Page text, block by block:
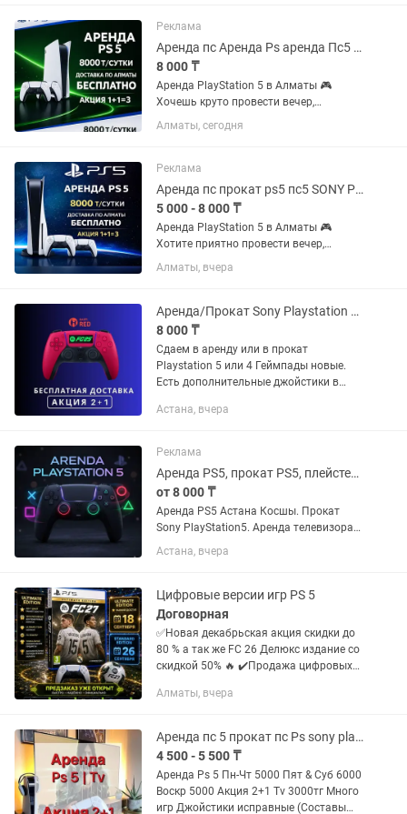
и с большим выбором игр ✨
Стоимость...
Реклама
Аренда пс Аренда Ps аренда Пс5 аренда ps5 аренда ps 5 аренда PlayStation
8 000 ₸
Аренда PlayStation 5 в Алматы 🎮
Хочешь круто провести вечер,
устроить игровой марафон или
порадовать друзей на мероприятии?
удобно и с большим выбором игр!...
Алматы, сегодня
Реклама
Аренда пс прокат ps5 пс5 SONY PlayStation сони плейстейшн на дом
5 000 - 8 000 ₸
Аренда PlayStation 5 в Алматы 🎮
Хотите приятно провести вечер,
устроить игровой марафон или
порадовать гостей? Предлагаем
и с большим выбором игр ✨
Стоимость...
Алматы, вчера
Аренда/Прокат Sony Playstation 5/4
8 000 ₸
Сдаем в аренду или в прокат
Playstation 5 или 4 Геймпады новые.
Есть дополнительные джойстики в
2 джойстика. Акционные цены для
Астана, вчера
Реклама
Аренда PS5, прокат PS5, плейстейшн 5 аренда, аренда телевизора, TV, тв
от 8 000 ₸
Аренда PS5 Астана Косшы. Прокат
Sony PlayStation5. Аренда телевизора
TV. Аренда телика, прокат телика.
ДОСТАВКА 24/7! 🔥 АРЕНДА PS5,
Лесной поляне! Работаем 24/7! 🚚...
Астана, вчера
Цифровые версии игр PS 5
Договорная
✅Новая декабрьская акция скидки до
80 % а так же FC 26 Делюкс издание со
скидкой 50% 🔥 ✔️Продажа цифровых
подписка пс плюс экстра на месяц!
Алматы, вчера
Аренда пс 5 прокат пс Ps sony playstation 5
4 500 - 5 500 ₸
Аренда Ps 5 Пн-Чт 5000 Пят & Суб 6000
Воскр 5000 Акция 2+1 Tv 3000тг Много
игр Джойстики исправные (Составы